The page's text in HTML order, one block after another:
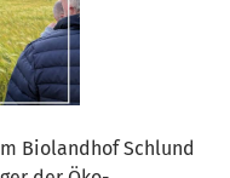
Biolandhof Schlund